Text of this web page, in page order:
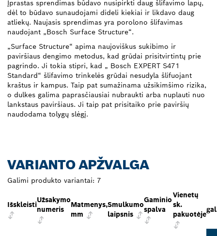
Įprastas sprendimas būdavo nusipirkti daug šlifavimo lapų,
dėl to būdavo sunaudojami dideli kiekiai ir likdavo daug
atliekų. Naujasis sprendimas yra porolono šlifavimas
naudojant „Bosch Surface Structure“.
„Surface Structure“ apima naujoviškus sukibimo ir
paviršiaus dengimo metodus, kad grūdai prisitvirtintų prie
pagrindo. Ji tokia stipri, kad „ Bosch EXPERT S471
Standard“ šlifavimo trinkelės grūdai nesudyla šlifuojant
kraštus ir kampus. Taip pat sumažinama užsikimšimo rizika,
o dulkes galima paprasčiausiai nubraukti arba nuplauti nuo
lankstaus paviršiaus. Ji taip pat prisitaiko prie paviršių
naudodama tolygų slėgį.
VARIANTO APŽVALGA
Galimi produkto variantai: 7
Išskleisti
Užsakymo
numeris
Matmenys,
mm
Smulkumo
laipsnis
Gaminio
spalva
Vienetų
sk.
pakuotėje